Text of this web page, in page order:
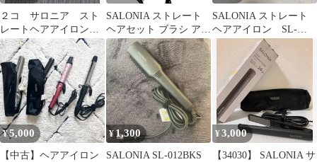
２コ サロニア スト
レートヘアアイロン
カールヘアアイロン
SL-008SW
SALONIA ストレート
ヘアセット ブラシ アイ
ロン サロニア
SALONIA ストレート
ヘアアイロン SL-
004S ジャンク品
¥5,000
【中古】ヘアアイロン
¥1,300
SALONIA SL-012BKS
¥3,000
【34030】 SALONIA サ